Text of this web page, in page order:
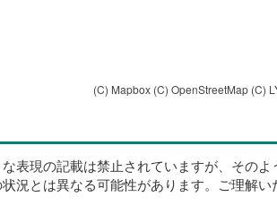
(C) Mapbox (C) OpenStreetMap (C)
表現の記載は禁止されていますが、その
況とは異なる可能性があります。ご理解